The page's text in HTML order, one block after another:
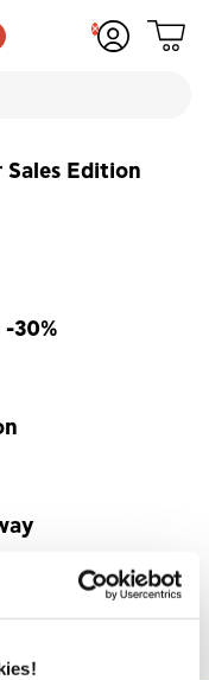
Δες
Sales Edition
-30%